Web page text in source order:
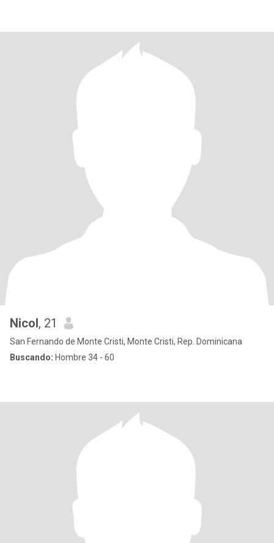
Nicol, 21
San Fernando de Monte Cristi, Monte Cristi, Rep. Dominicana
Buscando: Hombre 34 - 60